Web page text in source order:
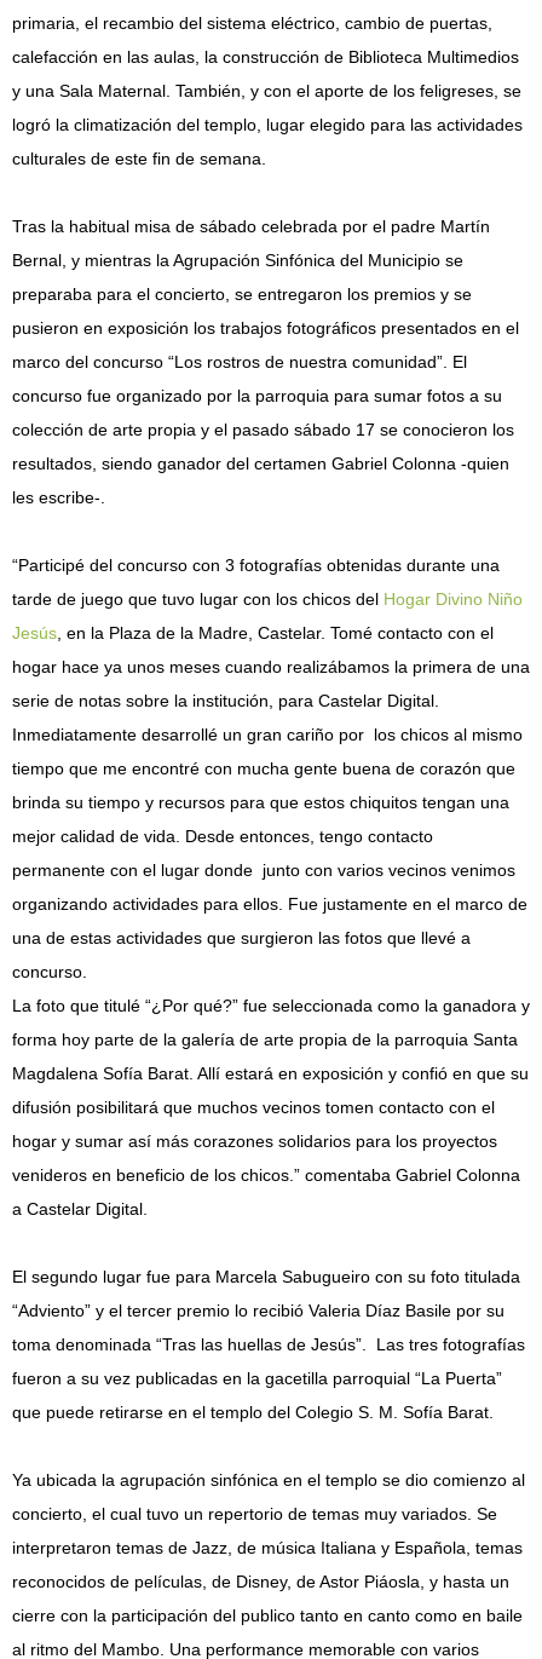
primaria, el recambio del sistema eléctrico, cambio de puertas,
calefacción en las aulas, la construcción de Biblioteca Multimedios
y una Sala Maternal. También, y con el aporte de los feligreses, se
logró la climatización del templo, lugar elegido para las actividades
culturales de este fin de semana.
Tras la habitual misa de sábado celebrada por el padre Martín
Bernal, y mientras la Agrupación Sinfónica del Municipio se
preparaba para el concierto, se entregaron los premios y se
pusieron en exposición los trabajos fotográficos presentados en el
marco del concurso “Los rostros de nuestra comunidad”. El
concurso fue organizado por la parroquia para sumar fotos a su
colección de arte propia y el pasado sábado 17 se conocieron los
resultados, siendo ganador del certamen Gabriel Colonna -quien
les escribe-.
“Participé del concurso con 3 fotografías obtenidas durante una
tarde de juego que tuvo lugar con los chicos del Hogar Divino Niño
Jesús , en la Plaza de la Madre, Castelar. Tomé contacto con el
hogar hace ya unos meses cuando realizábamos la primera de una
serie de notas sobre la institución, para Castelar Digital.
Inmediatamente desarrollé un gran cariño por los chicos al mismo
tiempo que me encontré con mucha gente buena de corazón que
brinda su tiempo y recursos para que estos chiquitos tengan una
mejor calidad de vida. Desde entonces, tengo contacto
permanente con el lugar donde junto con varios vecinos venimos
organizando actividades para ellos. Fue justamente en el marco de
una de estas actividades que surgieron las fotos que llevé a
concurso.
La foto que titulé “¿Por qué?” fue seleccionada como la ganadora y
forma hoy parte de la galería de arte propia de la parroquia Santa
Magdalena Sofía Barat. Allí estará en exposición y confió en que su
difusión posibilitará que muchos vecinos tomen contacto con el
hogar y sumar así más corazones solidarios para los proyectos
venideros en beneficio de los chicos.” comentaba Gabriel Colonna
a Castelar Digital.
El segundo lugar fue para Marcela Sabugueiro con su foto titulada
“Adviento” y el tercer premio lo recibió Valeria Díaz Basile por su
toma denominada “Tras las huellas de Jesús”. Las tres fotografías
fueron a su vez publicadas en la gacetilla parroquial “La Puerta”
que puede retirarse en el templo del Colegio S. M. Sofía Barat.
Ya ubicada la agrupación sinfónica en el templo se dio comienzo al
concierto, el cual tuvo un repertorio de temas muy variados. Se
interpretaron temas de Jazz, de música Italiana y Española, temas
reconocidos de películas, de Disney, de Astor Piáosla, y hasta un
cierre con la participación del publico tanto en canto como en baile
al ritmo del Mambo. Una performance memorable con varios